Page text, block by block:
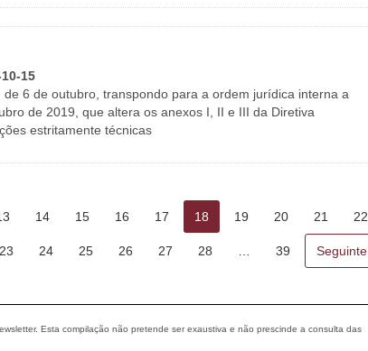
15
6 de outubro, transpondo para a ordem jurídica interna a
de 2019, que altera os anexos I, II e III da Diretiva
estritamente técnicas
14 15 16 17 18 19 20 21 22
23 24 25 26 27 28 39 Seguinte
Esta compilação não pretende ser exaustiva e não prescinde a consulta das